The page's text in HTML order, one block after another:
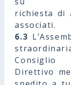
richiesta di
associati.
6.3
Consiglio
Direttivo